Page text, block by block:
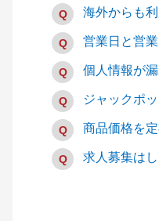
海外からも
営業日と営
個人情報が
ジャックポ
商品価格を
求人募集は